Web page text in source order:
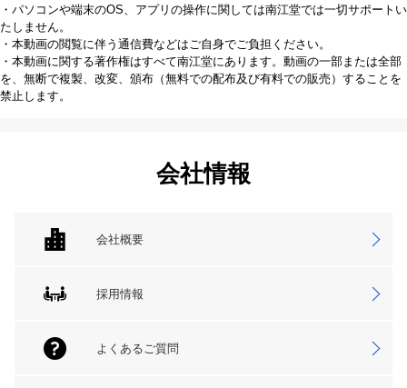
・パソコンや端末のOS、アプリの操作に関しては南江堂では一切サポートい
たしません。
・本動画の閲覧に伴う通信費などはご自身でご負担ください。
・本動画に関する著作権はすべて南江堂にあります。動画の一部または全部
を、無断で複製、改変、頒布（無料での配布及び有料での販売）することを
禁止します。
会社情報
会社概要
採用情報
よくあるご質問